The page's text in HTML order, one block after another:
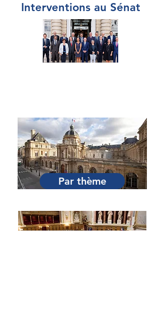
Interventions au Sénat
Par Sénateur
Par thème